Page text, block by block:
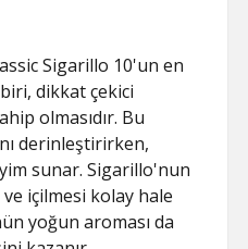
Sigarillo 10'un en
dikkat çekici
olmasıdır. Bu
derinleştirirken,
sunar. Sigarillo'nun
içilmesi kolay hale
yoğun aroması da